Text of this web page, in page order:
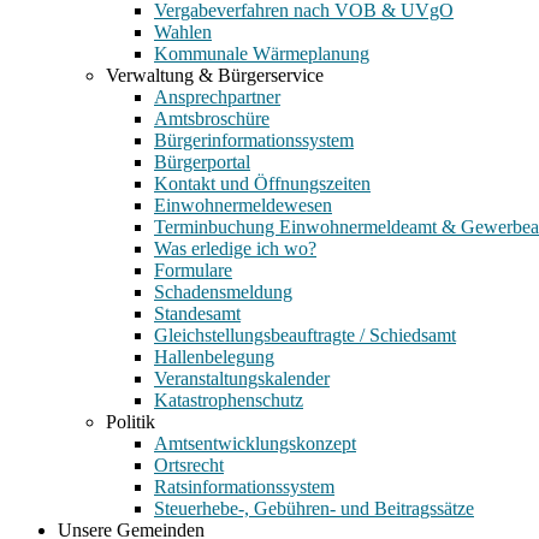
Vergabeverfahren nach VOB & UVgO
Wahlen
Kommunale Wärmeplanung
Verwaltung & Bürgerservice
Ansprechpartner
Amtsbroschüre
Bürgerinformationssystem
Bürgerportal
Kontakt und Öffnungszeiten
Einwohnermeldewesen
Terminbuchung Einwohnermeldeamt &
Was erledige ich wo?
Formulare
Schadensmeldung
Standesamt
Gleichstellungsbeauftragte / Schiedsamt
Hallenbelegung
Veranstaltungskalender
Katastrophenschutz
Politik
Amtsentwicklungskonzept
Ortsrecht
Ratsinformationssystem
Steuerhebe-, Gebühren- und Beitragssätze
Unsere Gemeinden